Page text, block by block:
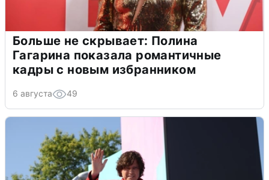
Больше не скрывает: Полина
Гагарина показала романтичные
кадры с новым избранником
6 августа 49